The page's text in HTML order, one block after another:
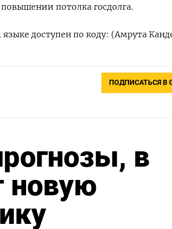
потолка госдолга.
доступен по коду: (Амрута
ПОДПИСАТЬСЯ В
в
новую